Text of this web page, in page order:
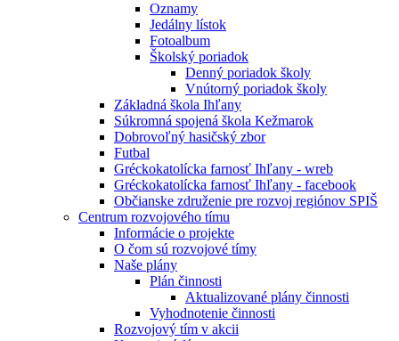
Oznamy
Jedálny lístok
Fotoalbum
Školský poriadok
Denný poriadok školy
Vnútorný poriadok školy
Základná škola Ihľany
Súkromná spojená škola Kežmarok
Dobrovoľný hasičský zbor
Futbal
Gréckokatolícka farnosť Ihľany - wreb
Gréckokatolícka farnosť Ihľany - facebook
Občianske združenie pre rozvoj regiónov SPIŠ
Centrum rozvojového tímu
Informácie o projekte
O čom sú rozvojové tímy
Naše plány
Plán činnosti
Aktualizované plány činnosti
Vyhodnotenie činnosti
Rozvojový tím v akcii